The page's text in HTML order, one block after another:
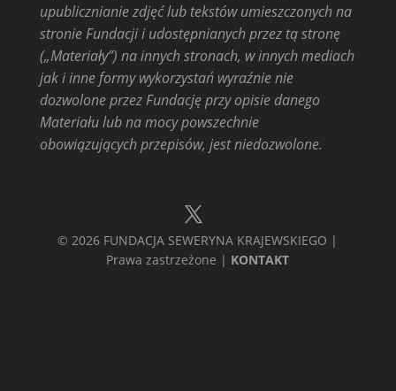
upublicznianie zdjęć lub tekstów umieszczonych na
stronie Fundacji i udostępnianych przez tą stronę
(„Materiały”) na innych stronach, w innych mediach
jak i inne formy wykorzystań wyraźnie nie
dozwolone przez Fundację przy opisie danego
Materiału lub na mocy powszechnie
obowiązujących przepisów, jest niedozwolone.
© 2026 FUNDACJA SEWERYNA KRAJEWSKIEGO |
Prawa zastrzeżone | KONTAKT